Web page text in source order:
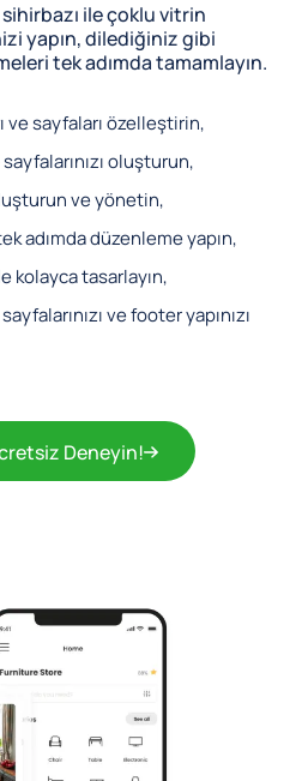
ile çoklu vitrin
yapın, dilediğiniz gibi
tek adımda tamamlayın.
ve sayfaları özelleştirin,
oluşturun,
ve yönetin,
adımda düzenleme yapın,
kolayca tasarlayın,
ve footer yapınızı
Deneyin!